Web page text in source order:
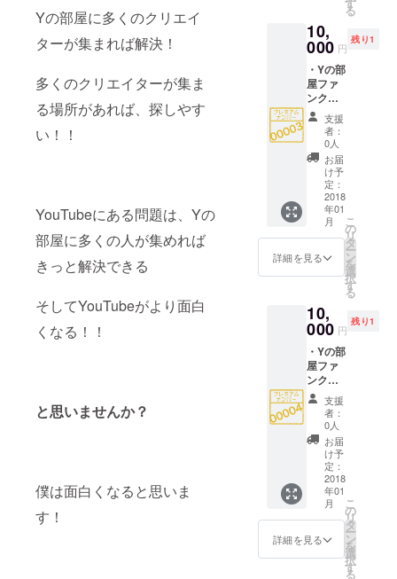
Yの部屋に多くのクリエイ
ターが集まれば解決！
多くのクリエイターが集ま
る場所があれば、探しやす
い！！
YouTubeにある問題は、Yの
部屋に多くの人が集めれば
きっと解決できる
そしてYouTubeがより面白
くなる！！
と思いませんか？
僕は面白くなると思いま
す！
ご紹介
想カー
ド) ・Y
の部屋
にお名
前また
はチャ
ンネル
名が記
載され
ます。
Facebo
okコミ
ティー
に招待
・
eチャン
ご紹介
る
10,
000 円
残り1
・Yの部
屋ファ
ンクラ
ブ会員
番号
00003
番 ・Y
の部屋
ファン
クラブ
会員１
年間有
効 ・Y
の部屋
会員
カード
想カー
ド) ・Y
の部屋
にお名
前また
はチャ
ンネル
名が記
載され
ます。
Facebo
okコミ
ティー
に招待
・
eチャン
支援
者：
0人
お届
け予
定：
2018
年01
月
詳細を見る
こ
の
リ
タ
ー
ン
を
選
択
す
る
10,
000 円
残り1
・Yの部
屋ファ
ンクラ
ブ会員
番号
00004
番 ・Y
の部屋
ファン
クラブ
会員１
年間有
効 ・Y
の部屋
会員
カード
支援
者：
0人
お届
け予
定：
2018
年01
月
詳細を見る
こ
の
リ
タ
ー
ン
を
選
択
す
る